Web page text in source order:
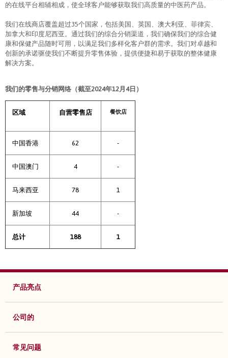
的在线平台相辅相成，使全球客户能够获取我们高质量的中医药产品。
我们在线商店覆盖超过35个国家，包括美国、英国、澳大利亚、菲律宾、
加拿大和印度尼西亚。通过我们的综合分销渠道，我们确保我们的综合健
康和保健产品随时可用，以满足我们多样化客户群的需求。我们对卓越和
创新的承诺驱使我们不断提升零售体验，提供便捷和易于获取的整体健康
解决方案。
我们的零售与分销网络（截至2024年12月4日）
区域 自营零售店 餐饮店
中国香港 62 -
中国澳门 4 -
马来西亚 78 1
新加坡 44 -
总计 188 1
产品亮点
公司的
常见问题